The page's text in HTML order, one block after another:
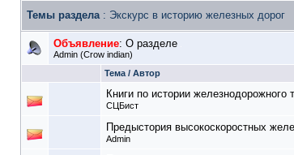
Темы раздела: Экскурс в историю железных дорог
Объявление: О разделе
Admin (Crow indian)
Тема / Автор
Книги по истории железнодорожного
СЦБист
Предыстория высокоскоростных
Admin